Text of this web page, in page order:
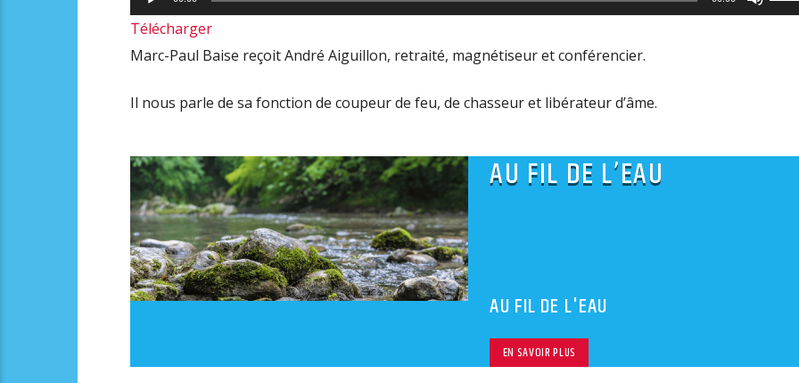
audio
les
ou
Télécharger
Marc-Paul Baise reçoit André Aiguillon, retraité, magnétiseur et conférencier.
Il nous parle de sa fonction de coupeur de feu, de chasseur et libérateur d’âme.
AU FIL DE L’EAU
AU FIL DE L'EAU
EN SAVOIR PLUS